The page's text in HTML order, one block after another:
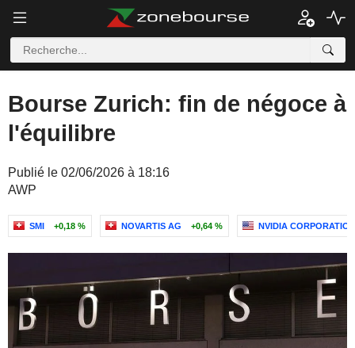
Bourse Zurich: fin de négoce à
l'équilibre
Publié le 02/06/2026 à 18:16
AWP
SMI +0,18 % NOVARTIS AG +0,64 % NVIDIA CORPORATION